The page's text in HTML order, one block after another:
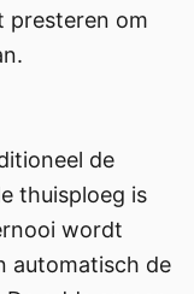
presteren om
de
thuisploeg is
wordt
automatisch de